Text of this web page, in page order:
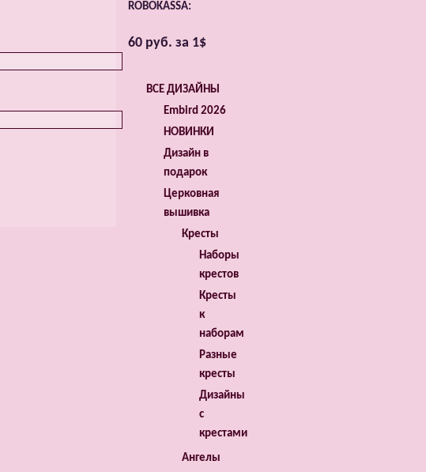
ROBOKASSA:
60 руб. за 1$
ВСЕ ДИЗАЙНЫ
Embird 2026
НОВИНКИ
Дизайн в
подарок
Церковная
вышивка
Кресты
Наборы
крестов
Кресты
к
наборам
Разные
кресты
Дизайны
с
крестами
Ангелы